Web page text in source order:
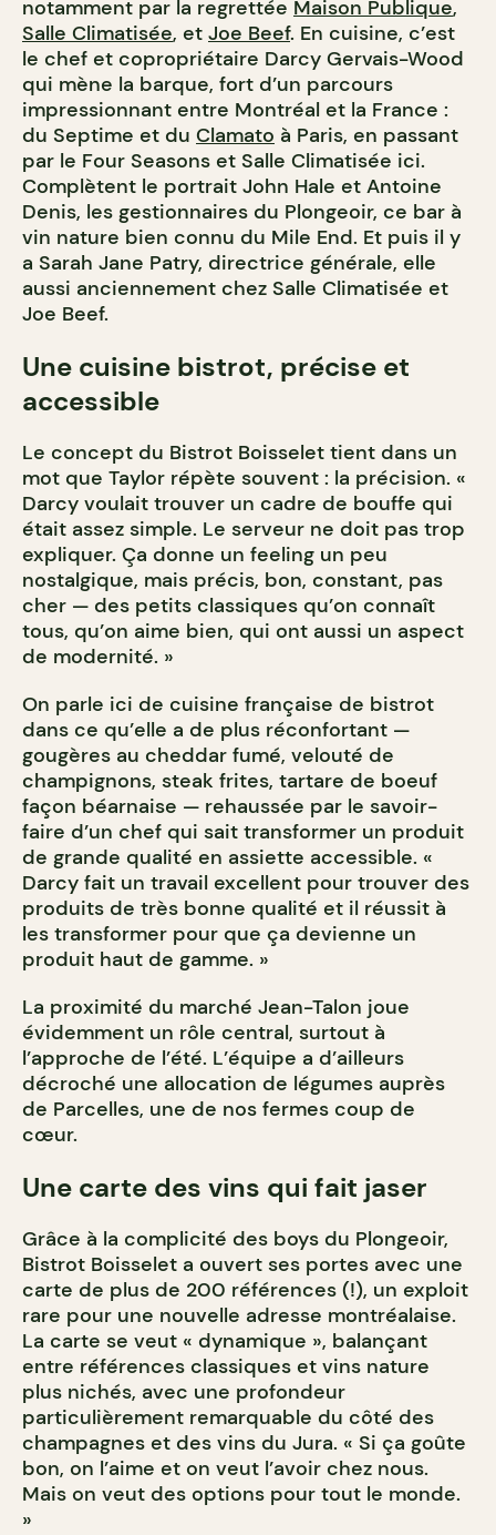
notamment par la regrettée Maison Publique,
Salle Climatisée, et Joe Beef. En cuisine, c’est
le chef et copropriétaire Darcy Gervais-Wood
qui mène la barque, fort d’un parcours
impressionnant entre Montréal et la France :
du Septime et du Clamato à Paris, en passant
par le Four Seasons et Salle Climatisée ici.
Complètent le portrait John Hale et Antoine
Denis, les gestionnaires du Plongeoir, ce bar à
vin nature bien connu du Mile End. Et puis il y
a Sarah Jane Patry, directrice générale, elle
aussi anciennement chez Salle Climatisée et
Joe Beef.
Une cuisine bistrot, précise et
accessible
Le concept du Bistrot Boisselet tient dans un
mot que Taylor répète souvent : la précision. «
Darcy voulait trouver un cadre de bouffe qui
était assez simple. Le serveur ne doit pas trop
expliquer. Ça donne un feeling un peu
nostalgique, mais précis, bon, constant, pas
cher — des petits classiques qu’on connaît
tous, qu’on aime bien, qui ont aussi un aspect
de modernité. »
On parle ici de cuisine française de bistrot
dans ce qu’elle a de plus réconfortant —
gougères au cheddar fumé, velouté de
champignons, steak frites, tartare de boeuf
façon béarnaise — rehaussée par le savoir-
faire d’un chef qui sait transformer un produit
de grande qualité en assiette accessible. «
Darcy fait un travail excellent pour trouver des
produits de très bonne qualité et il réussit à
les transformer pour que ça devienne un
produit haut de gamme. »
La proximité du marché Jean-Talon joue
évidemment un rôle central, surtout à
l’approche de l’été. L’équipe a d’ailleurs
décroché une allocation de légumes auprès
de Parcelles, une de nos fermes coup de
cœur.
Une carte des vins qui fait jaser
Grâce à la complicité des boys du Plongeoir,
Bistrot Boisselet a ouvert ses portes avec une
carte de plus de 200 références (!), un exploit
rare pour une nouvelle adresse montréalaise.
La carte se veut « dynamique », balançant
entre références classiques et vins nature
plus nichés, avec une profondeur
particulièrement remarquable du côté des
champagnes et des vins du Jura. « Si ça goûte
bon, on l’aime et on veut l’avoir chez nous.
Mais on veut des options pour tout le monde.
»